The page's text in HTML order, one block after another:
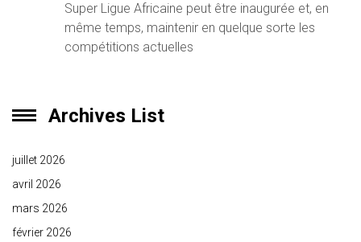
Super Ligue Africaine peut être inaugurée et, en
même temps, maintenir en quelque sorte les
compétitions actuelles
Archives List
juillet 2026
avril 2026
mars 2026
février 2026